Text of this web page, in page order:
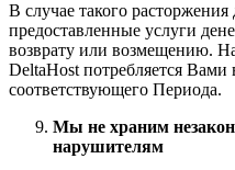
В случае такого
предоставленные услуги
возврату или возмещению.
DeltaHost потребляется Вами
соответствующего Периода.
Мы не храним
нарушителям